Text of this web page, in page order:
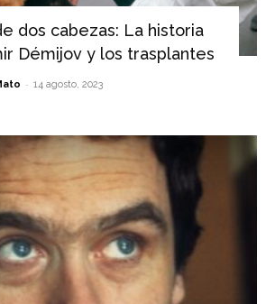
dos cabezas: La historia
Démijov y los trasplantes
- 14 agosto, 2023